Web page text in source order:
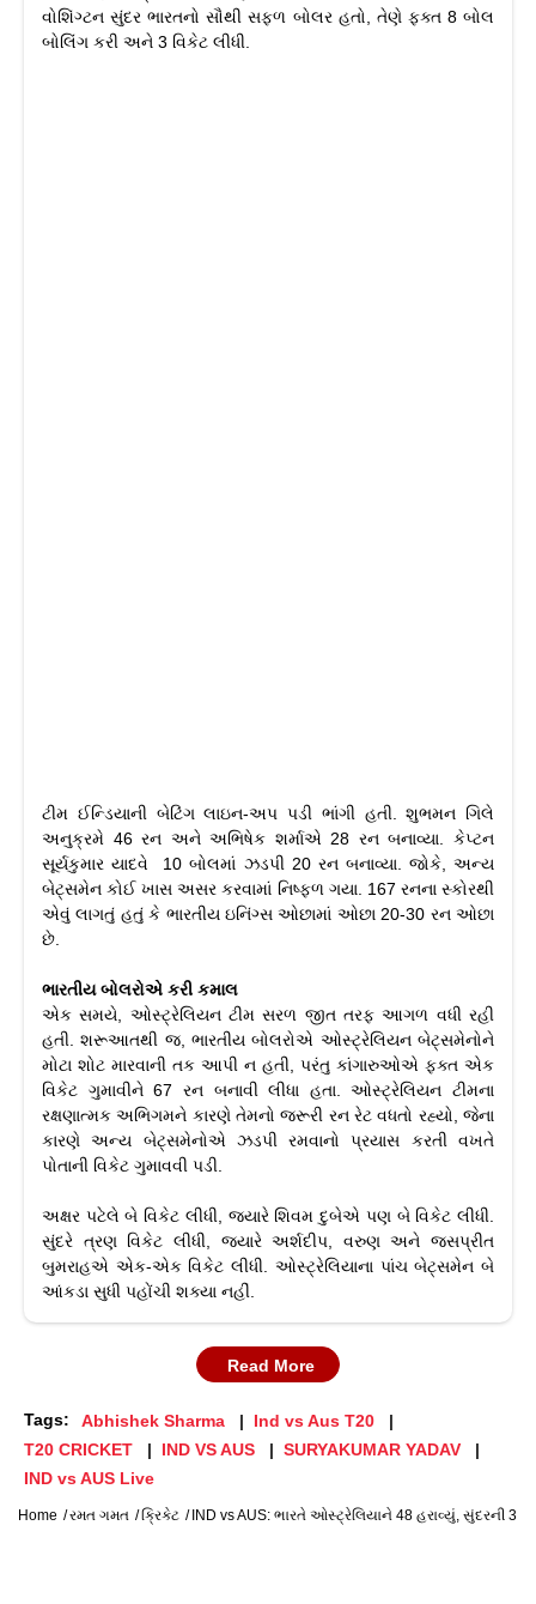
વોશિંગ્ટન સુંદર ભારતનો સૌથી સફળ બોલર હતો, તેણે ફક્ત 8 બોલ
બોલિંગ કરી અને 3 વિકેટ લીધી.
ટીમ ઈન્ડિયાની બેટિંગ લાઇન-અપ પડી ભાંગી હતી. શુભમન ગિલે
અનુક્રમે 46 રન અને અભિષેક શર્માએ 28 રન બનાવ્યા. કેપ્ટન
સૂર્યકુમાર યાદવે 10 બોલમાં ઝડપી 20 રન બનાવ્યા. જોકે, અન્ય
બેટ્સમેન કોઈ ખાસ અસર કરવામાં નિષ્ફળ ગયા. 167 રનના સ્કોરથી
એવું લાગતું હતું કે ભારતીય ઇનિંગ્સ ઓછામાં ઓછા 20-30 રન ઓછા
છે.
ભારતીય બોલરોએ કરી કમાલ
એક સમયે, ઓસ્ટ્રેલિયન ટીમ સરળ જીત તરફ આગળ વધી રહી
હતી. શરૂઆતથી જ, ભારતીય બોલરોએ ઓસ્ટ્રેલિયન બેટ્સમેનોને
મોટા શોટ મારવાની તક આપી ન હતી, પરંતુ કાંગારુઓએ ફક્ત એક
વિકેટ ગુમાવીને 67 રન બનાવી લીધા હતા. ઓસ્ટ્રેલિયન ટીમના
રક્ષણાત્મક અભિગમને કારણે તેમનો જરૂરી રન રેટ વધતો રહ્યો, જેના
કારણે અન્ય બેટ્સમેનોએ ઝડપી રમવાનો પ્રયાસ કરતી વખતે
પોતાની વિકેટ ગુમાવવી પડી.
અક્ષર પટેલે બે વિકેટ લીધી, જ્યારે શિવમ દુબેએ પણ બે વિકેટ લીધી.
સુંદરે ત્રણ વિકેટ લીધી, જ્યારે અર્શદીપ, વરુણ અને જસપ્રીત
બુમરાહએ એક-એક વિકેટ લીધી. ઓસ્ટ્રેલિયાના પાંચ બેટ્સમેન બે
આંકડા સુધી પહોંચી શક્યા નહીં.
Read More
Tags: Abhishek Sharma
Ind vs Aus T20
T20 CRICKET
IND VS AUS
SURYAKUMAR YADAV
IND vs AUS Live
Home રમત ગમત ક્રિકેટ IND vs AUS: ભારતે ઓસ્ટ્રેલિયાને 48 હરાવ્યું, સુંદરની 3